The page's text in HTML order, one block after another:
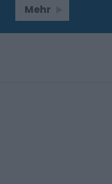
Mehr